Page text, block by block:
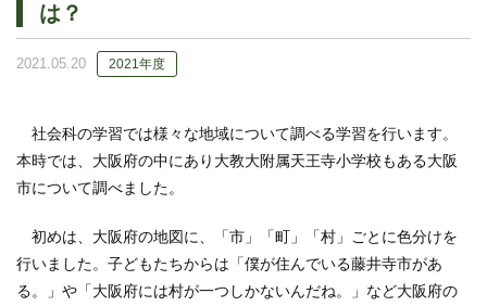
は？
2021.05.20 2021年度
社会科の学習では様々な地域について調べる学習を行います。
本時では、大阪府の中にあり大教大附属天王寺小学校もある大阪
市について調べました。
初めは、大阪府の地図に、「市」「町」「村」ごとに色分けを
行いました。子どもたちからは「僕が住んでいる藤井寺市があ
る。」や「大阪府には村が一つしかないんだね。」など大阪府の